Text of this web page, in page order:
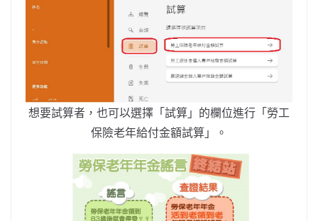
想要試算者，也可以選擇「試算」的欄位進行「勞工
保險老年給付金額試算」。